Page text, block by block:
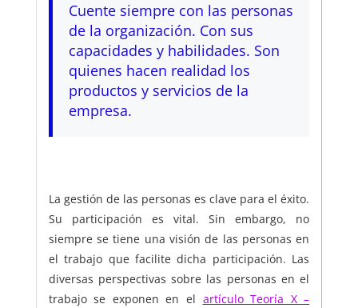
Cuente siempre con las personas
de la organización. Con sus
capacidades y habilidades. Son
quienes hacen realidad los
productos y servicios de la
empresa.
La gestión de las personas es clave para el éxito.
Su participación es vital. Sin embargo, no
siempre se tiene una visión de las personas en
el trabajo que facilite dicha participación. Las
diversas perspectivas sobre las personas en el
trabajo se exponen en el artículo Teoría X –